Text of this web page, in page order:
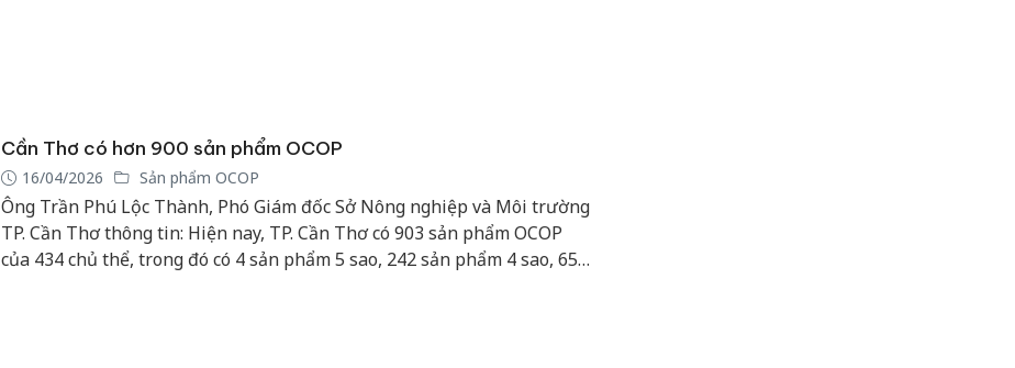
Cần Thơ có hơn 900 sản phẩm OCOP
16/04/2026 Sản phẩm OCOP
Ông Trần Phú Lộc Thành, Phó Giám đốc Sở Nông nghiệp và Môi trường
TP. Cần Thơ thông tin: Hiện nay, TP. Cần Thơ có 903 sản phẩm OCOP
của 434 chủ thể, trong đó có 4 sản phẩm 5 sao, 242 sản phẩm 4 sao, 657